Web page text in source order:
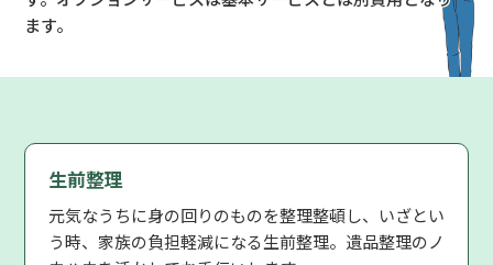
ます。
生前整理
元気なうちに身の回りのものを整理整頓し、いざとい
う時、家族の負担軽減になる生前整理。遺品整理のノ